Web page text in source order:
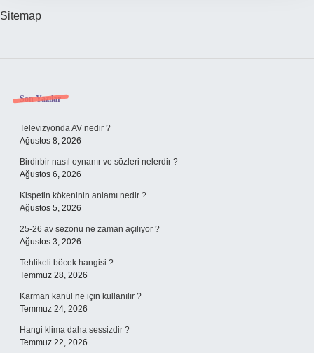
Sitemap
Sidebar
Son Yazılar
Televizyonda AV nedir ?
Ağustos 8, 2026
Birdirbir nasıl oynanır ve sözleri nelerdir ?
Ağustos 6, 2026
Kispetin kökeninin anlamı nedir ?
Ağustos 5, 2026
25-26 av sezonu ne zaman açılıyor ?
Ağustos 3, 2026
Tehlikeli böcek hangisi ?
Temmuz 28, 2026
Karman kanül ne için kullanılır ?
Temmuz 24, 2026
Hangi klima daha sessizdir ?
Temmuz 22, 2026